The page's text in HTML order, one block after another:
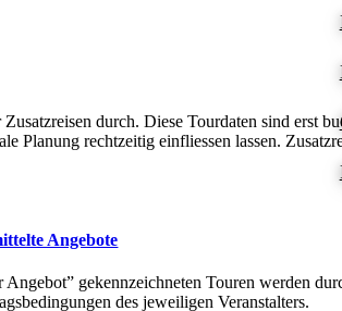
durch. Diese Tourdaten sind erst
Planung rechtzeitig einfliessen lassen.
Angebote
gekennzeichneten Touren werden
des jeweiligen Veranstalters.